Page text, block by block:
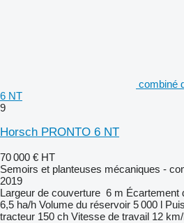
combiné
6 NT
9
Horsch PRONTO 6 NT
70 000 € HT
Semoirs et planteuses mécaniques -
2019
Largeur de couverture 6 m Écartement
6,5 ha/h Volume du réservoir 5 000 l
tracteur 150 ch Vitesse de travail 12